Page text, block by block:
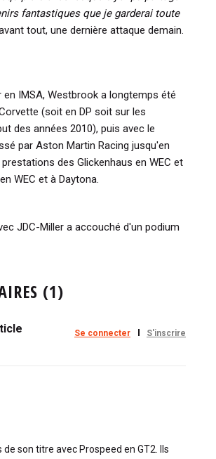
fantastiques que je garderai toute
tout, une dernière attaque demain.
IMSA, Westbrook a longtemps été
(soit en DP soit sur les
des années 2010), puis avec le
par Aston Martin Racing jusqu'en
des Glickenhaus en WEC et
WEC et à Daytona.
JDC-Miller a accouché d'un podium
(1)
Se connecter S'inscrire
son titre avec Prospeed en GT2. Ils